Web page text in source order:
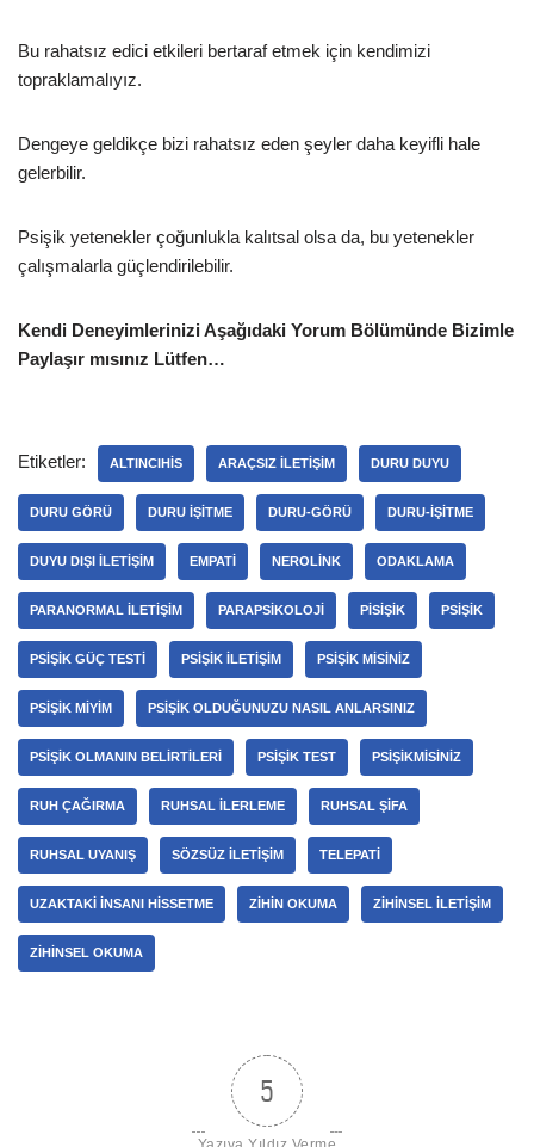
Bu rahatsız edici etkileri bertaraf etmek için kendimizi
topraklamalıyız.
Dengeye geldikçe bizi rahatsız eden şeyler daha keyifli hale
gelerbilir.
Psişik yetenekler çoğunlukla kalıtsal olsa da, bu yetenekler
çalışmalarla güçlendirilebilir.
Kendi Deneyimlerinizi Aşağıdaki Yorum Bölümünde Bizimle
Paylaşır mısınız Lütfen…
Etiketler: ALTINCIHIS ARAÇSIZ ILETIŞIM DURU DUYU
DURU GÖRÜ DURU IŞITME DURU-GÖRÜ DURU-IŞITME
DUYU DIŞI ILETIŞIM EMPATI NEROLINK ODAKLAMA
PARANORMAL ILETIŞIM PARAPSIKOLOJI PISIŞIK PSIŞIK
PSIŞIK GÜÇ TESTI PSIŞIK ILETIŞIM PSIŞIK MISINIZ
PSIŞIK MIYIM PSIŞIK OLDUĞUNUZU NASIL ANLARSINIZ
PSIŞIK OLMANIN BELIRTILERI PSIŞIK TEST PSIŞIKMISINIZ
RUH ÇAĞIRMA RUHSAL ILERLEME RUHSAL ŞIFA
RUHSAL UYANIŞ SÖZSÜZ ILETIŞIM TELEPATI
UZAKTAKI INSANI HISSETME ZIHIN OKUMA ZIHINSEL ILETIŞIM
ZIHINSEL OKUMA
5